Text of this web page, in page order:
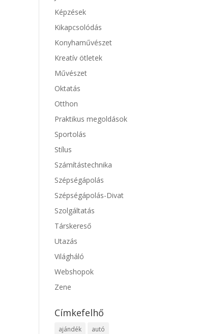
Képzések
Kikapcsolódás
Konyhaművészet
Kreatív ötletek
Művészet
Oktatás
Otthon
Praktikus megoldások
Sportolás
Stílus
Számítástechnika
Szépségápolás
Szépségápolás-Divat
Szolgáltatás
Társkereső
Utazás
Világháló
Webshopok
Zene
Címkefelhő
ajándék
autó